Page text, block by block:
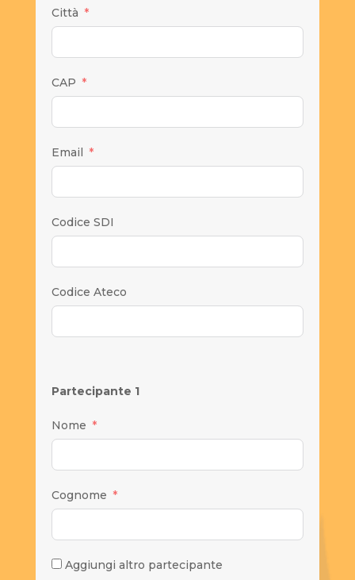
Città
CAP
Email
Codice SDI
Codice Ateco
Partecipante 1
Nome
Cognome
Aggiungi altro partecipante